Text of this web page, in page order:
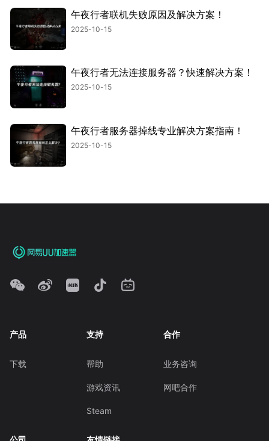
午夜行者联机失败原因及解决方案！
2025-10-15
午夜行者无法连接服务器？快速解决方案！
2025-10-15
午夜行者服务器掉线专业解决方案指南！
2025-10-15
产品
下载
支持
帮助
游戏资讯
Steam
合作
业务咨询
网吧合作